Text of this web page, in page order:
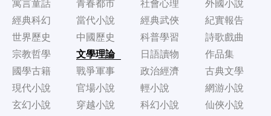
寓言童話
青春都市 社會心理
外國小說
經典科幻
當代小說 經典武俠
紀實報告
世界歷史
中國歷史 科普學習
詩歌戲曲
宗教哲學
文學理論 日語讀物
作品集
國學古籍
戰爭軍事 政治經濟
古典文學
現代小說
官場小說 輕小說
網游小說
玄幻小說
穿越小說 科幻小說
仙俠小說